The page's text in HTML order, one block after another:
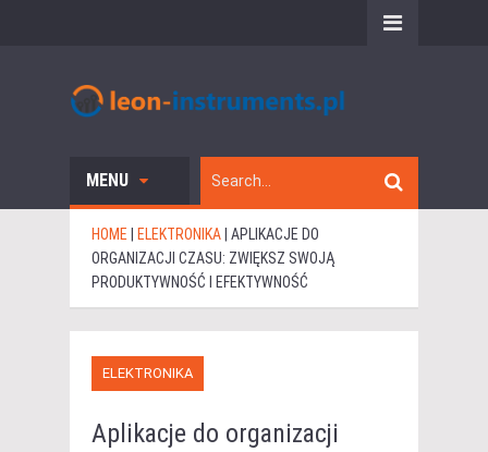
MENU
HOME ELEKTRONIKA APLIKACJE DO
ORGANIZACJI CZASU: ZWIĘKSZ SWOJĄ
PRODUKTYWNOŚĆ I EFEKTYWNOŚĆ
ELEKTRONIKA
Aplikacje do organizacji